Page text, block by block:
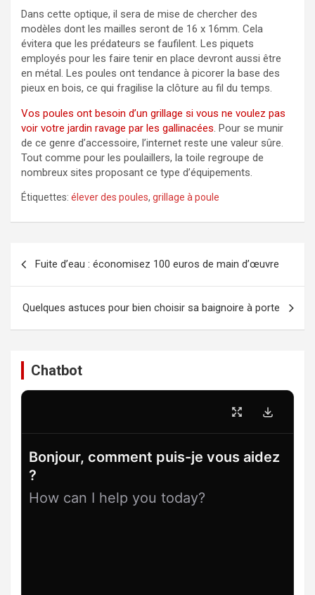
Dans cette optique, il sera de mise de chercher des
modèles dont les mailles seront de 16 x 16mm. Cela
évitera que les prédateurs se faufilent. Les piquets
employés pour les faire tenir en place devront aussi être
en métal. Les poules ont tendance à picorer la base des
pieux en bois, ce qui fragilise la clôture au fil du temps.
Vos poules ont besoin d’un grillage si vous ne voulez pas
voir votre jardin ravage par les gallinacées. Pour se munir
de ce genre d’accessoire, l’internet reste une valeur sûre.
Tout comme pour les poulaillers, la toile regroupe de
nombreux sites proposant ce type d’équipements.
Étiquettes: élever des poules, grillage à poule
l’article
Fuite d’eau : économisez 100 euros de main d’œuvre
Quelques astuces pour bien choisir sa baignoire à porte
Chatbot
Bonjour, comment puis-je vous aidez
?
How can I help you today?